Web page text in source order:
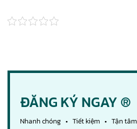
ĐĂNG KÝ NGAY ®
Nhanh chóng • Tiết kiệm • Tận tâm